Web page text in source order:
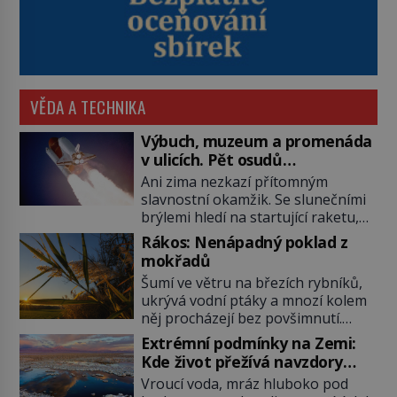
VĚDA A TECHNIKA
Výbuch, muzeum a promenáda
v ulicích. Pět osudů
nejslavnějších raketoplánů
Ani zima nezkazí přítomným
slavnostní okamžik. Se slunečními
brýlemi hledí na startující raketu,
která má do vesmíru vynést kromě
posádky také obyčejnou učitelku.
Po několika sekundách všem
ztuhnou úsměvy, stroj totiž
exploduje. Jejich konstrukce není
z levného kraje, daňové poplatníky
stojí miliardy dolarů. Na druhou
stranu zvládnou jen představitelné
věci. Na malé kousky Název:
Rákos: Nenápadný poklad z
mokřadů
Šumí ve větru na březích rybníků,
ukrývá vodní ptáky a mnozí kolem
něj procházejí bez povšimnutí.
Přesto právě rákos pomáhal stavět
domy, vyrábět lodě, zapisovat první
texty a inspiroval řadu pověstí.
Tato skromná, ale užitečná
Extrémní podmínky na Zemi:
Kde život přežívá navzdory
všemu
Vroucí voda, mráz hluboko pod